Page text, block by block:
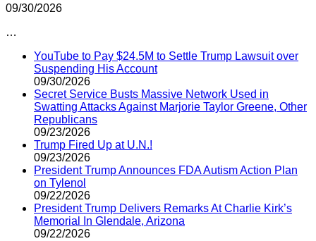
09/30/2026
…
YouTube to Pay $24.5M to Settle Trump Lawsuit over
Suspending His Account
09/30/2026
Secret Service Busts Massive Network Used in
Swatting Attacks Against Marjorie Taylor Greene, Other
Republicans
09/23/2026
Trump Fired Up at U.N.!
09/23/2026
President Trump Announces FDA Autism Action Plan
on Tylenol
09/22/2026
President Trump Delivers Remarks At Charlie Kirk’s
Memorial In Glendale, Arizona
09/22/2026